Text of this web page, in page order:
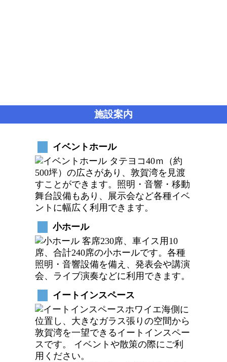
施設案内
イベントホール
タテヨコ40ｍ（約
500坪）の広さがあり、敦賀湾を見渡
すことができます。照明・音響・移動
舞台設備もあり、展示会など各種イベ
ントに幅広く利用できます。
小ホール
客席230席、車イス用10
席、合計240席の小ホールです。各種
照明・音響設備を備え、発表会や講演
会、ライブ演奏などに利用できます。
イートインスペース
ホワイエ海側に
位置し、大きなガラス張りの空間から
敦賀湾を一望できるイートインスペー
スです。 イベントや散策の際にご利
用ください。